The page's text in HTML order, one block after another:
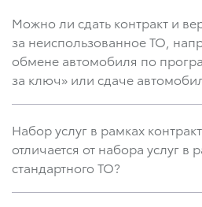
Можно ли сдать контракт и
за неиспользованное ТО,
обмене автомобиля по
за ключ» или сдаче
Набор услуг в рамках
отличается от набора услуг в
стандартного ТО?